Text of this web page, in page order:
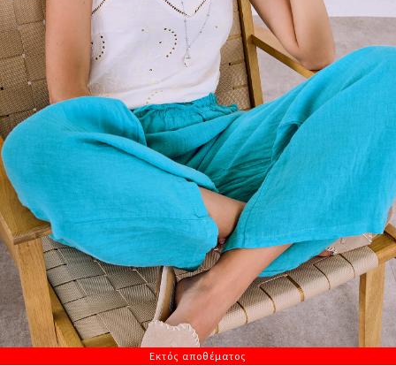
Εκτός αποθέματος